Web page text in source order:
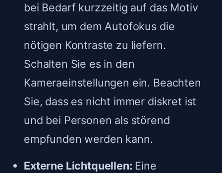
bei Bedarf kurzzeitig auf das Motiv
strahlt, um dem Autofokus die
nötigen Kontraste zu liefern.
Schalten Sie es in den
Kameraeinstellungen ein. Beachten
Sie, dass es nicht immer diskret ist
und bei Personen als störend
empfunden werden kann.
Externe Lichtquellen: Eine